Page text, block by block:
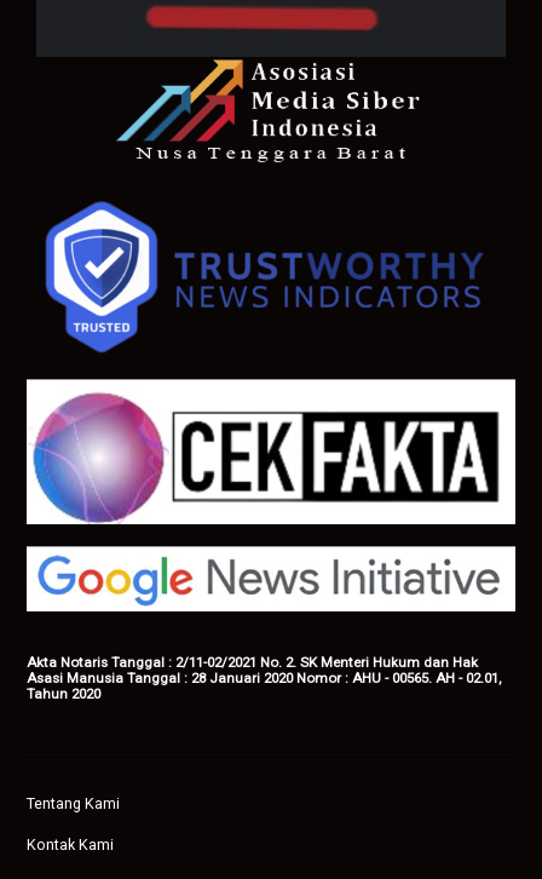
Akta Notaris Tanggal : 2/11-02/2021 No. 2. SK Menteri Hukum dan Hak
Asasi Manusia Tanggal : 28 Januari 2020 Nomor : AHU - 00565. AH - 02.01,
Tahun 2020
Tentang Kami
Kontak Kami